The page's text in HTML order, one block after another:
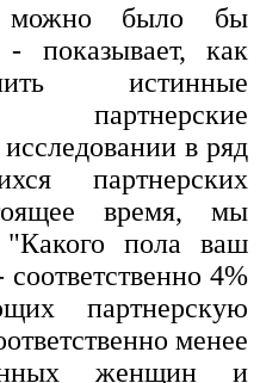
было бы
показывает, как
истинные
партнерские
в ряд
партнерских
время, мы
пола ваш
4%
партнерскую
менее
женщин и